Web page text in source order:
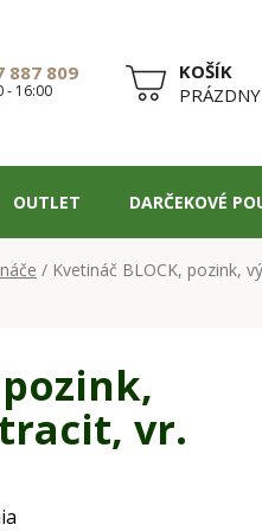
887 809
- 16:00
NÁKUPNÝ
OUTLET DARČEKOVÉ
/ Kvetináč BLOCK, pozink,
vr.